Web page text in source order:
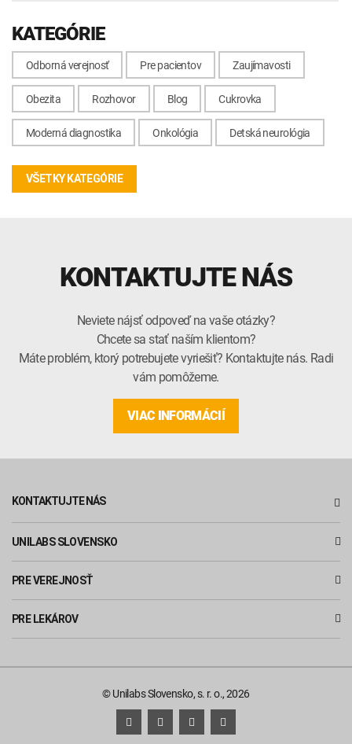
KATEGÓRIE
Odborná verejnosť Pre pacientov Zaujímavosti
Obezita Rozhovor Blog Cukrovka
Moderná diagnostika Onkológia Detská neurológia
VŠETKY KATEGÓRIE
KONTAKTUJTE NÁS
Neviete nájsť odpoveď na vaše otázky?
Chcete sa stať naším klientom?
Máte problém, ktorý potrebujete vyriešiť? Kontaktujte nás. Radi
vám pomôžeme.
VIAC INFORMÁCIÍ
KONTAKTUJTE NÁS
UNILABS SLOVENSKO
PRE VEREJNOSŤ
PRE LEKÁROV
© Unilabs Slovensko, s. r. o., 2026